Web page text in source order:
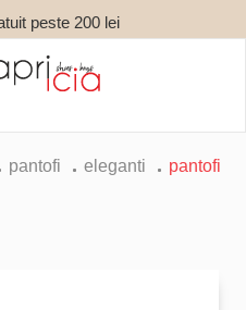
peste 200 lei
pantofi eleganti
pantofi